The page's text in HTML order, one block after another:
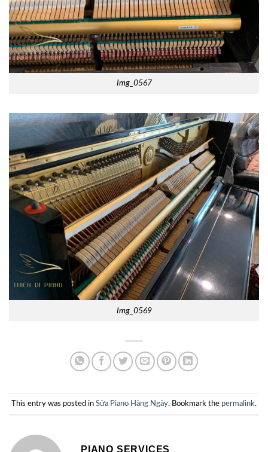
Img_0567
Img_0569
This entry was posted in Sửa Piano Hàng Ngày. Bookmark the permalink.
PIANO SERVICES